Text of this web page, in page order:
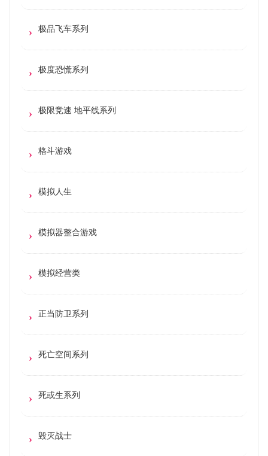
极品飞车系列
极度恐慌系列
极限竞速 地平线系列
格斗游戏
模拟人生
模拟器整合游戏
模拟经营类
正当防卫系列
死亡空间系列
死或生系列
毁灭战士